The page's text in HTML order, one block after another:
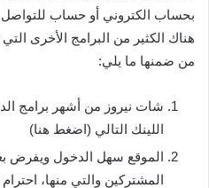
بحساب الكتروني أو حساب
هناك الكثير من البرامج الأخرى
من ضمنها ما يلي:
شات نيروز من أشهر برامج
اللينك التالي (اضغط هنا)
الموقع سهل الدخول ويفرض
المشتركين والتي منها،